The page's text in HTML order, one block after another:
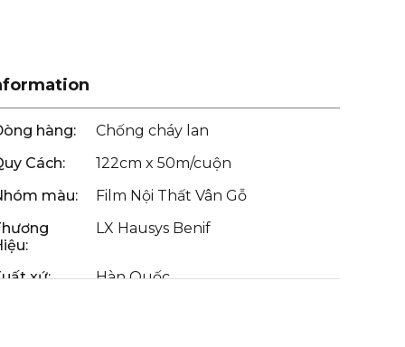
hàng:
Chống cháy lan
Cách:
122cm x 50m/cuộn
màu:
Film Nội Thất Vân Gỗ
LX Hausys Benif
xứ: Hàn Quốc